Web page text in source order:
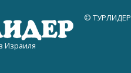
© ТУРЛИДЕР
Израиля